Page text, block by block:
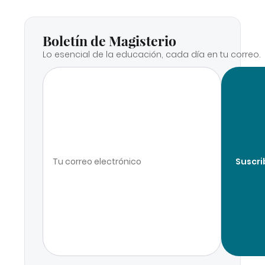
Boletín de Magisterio
Lo esencial de la educación, cada día en tu correo.